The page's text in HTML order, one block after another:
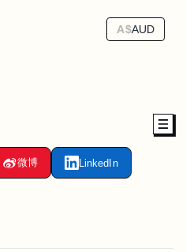
A$AUD
微博 LinkedIn